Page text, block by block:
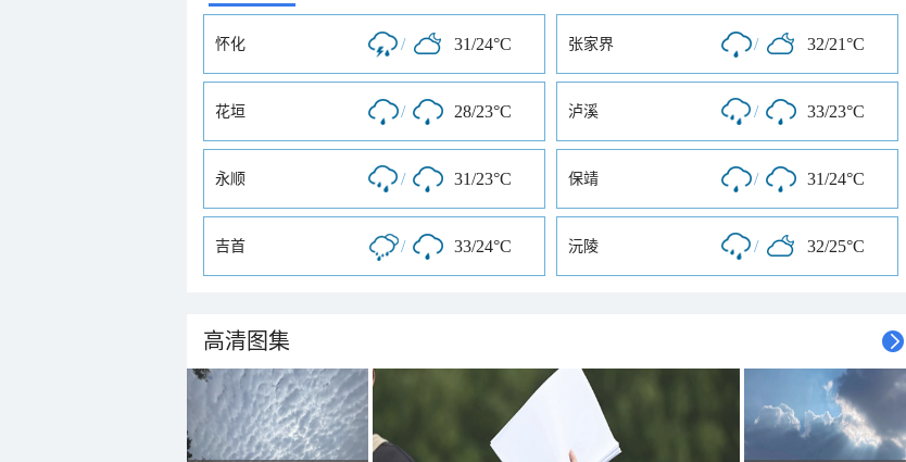
怀化 / 31/24°C 张家界 / 32/21°C
花垣 / 28/23°C 泸溪 / 33/23°C
永顺 / 31/23°C 保靖 / 31/24°C
吉首 / 33/24°C 沅陵 / 32/25°C
高清图集